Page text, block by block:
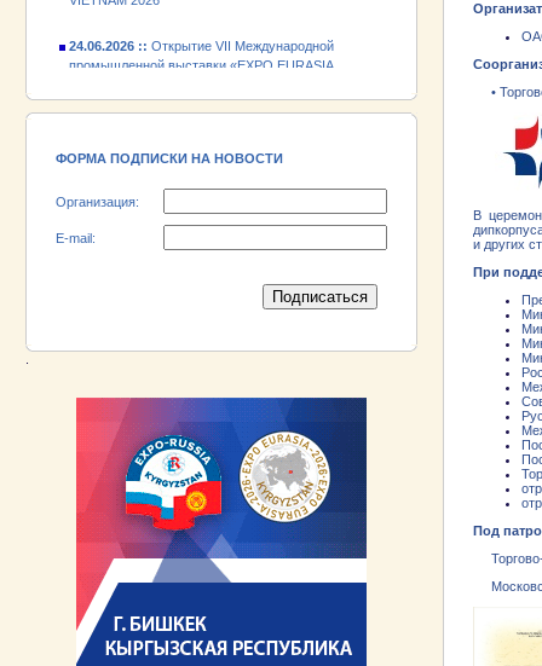
промышленной выставки «EXPO EURASIA
VIETNAM 2026»
18.06.2026 ::Участник выставки «EXPO EURASIA
электромашиностроительный завод»!
ФОРМА ПОДПИСКИ НА НОВОСТИ
Организация:
E-mail:
•
В
и других
При
Под